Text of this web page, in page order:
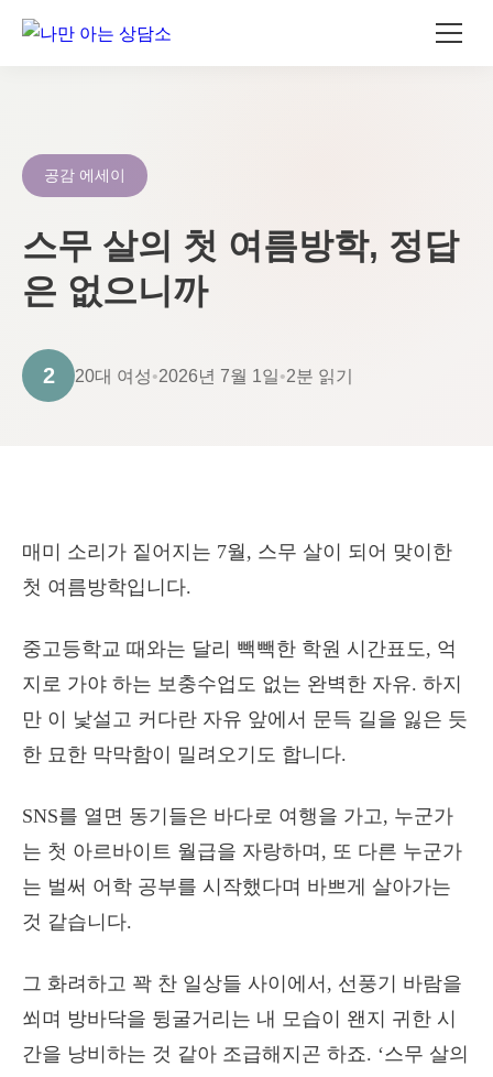
공감 에세이
스무 살의 첫 여름방학, 정답
은 없으니까
2 20대 여성•2026년 7월 1일•2분 읽기
매미 소리가 짙어지는 7월, 스무 살이 되어 맞이한
첫 여름방학입니다.
중고등학교 때와는 달리 빽빽한 학원 시간표도, 억
지로 가야 하는 보충수업도 없는 완벽한 자유. 하지
만 이 낯설고 커다란 자유 앞에서 문득 길을 잃은 듯
한 묘한 막막함이 밀려오기도 합니다.
SNS를 열면 동기들은 바다로 여행을 가고, 누군가
는 첫 아르바이트 월급을 자랑하며, 또 다른 누군가
는 벌써 어학 공부를 시작했다며 바쁘게 살아가는
것 같습니다.
그 화려하고 꽉 찬 일상들 사이에서, 선풍기 바람을
쐬며 방바닥을 뒹굴거리는 내 모습이 왠지 귀한 시
간을 낭비하는 것 같아 조급해지곤 하죠. ‘스무 살의